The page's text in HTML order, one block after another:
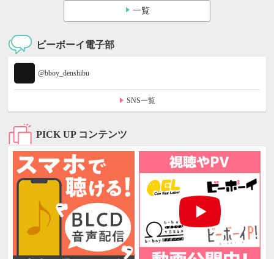
一覧
ビーボーイ電子部
@bboy_denshibu
SNS一覧
PICK UP コンテンツ